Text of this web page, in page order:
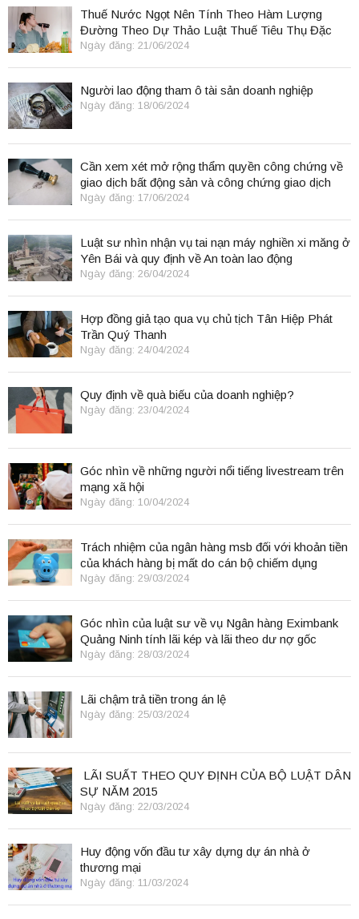
Thuế Nước Ngọt Nên Tính Theo Hàm Lượng
Đường Theo Dự Thảo Luật Thuế Tiêu Thụ Đặc
Biệt
Ngày đăng: 21/06/2024
Người lao động tham ô tài sản doanh nghiệp
Ngày đăng: 18/06/2024
Cần xem xét mở rộng thẩm quyền công chứng về
giao dịch bất động sản và công chứng giao dịch
điện tử.
Ngày đăng: 17/06/2024
Luật sư nhìn nhận vụ tai nạn máy nghiền xi măng ở
Yên Bái và quy định về An toàn lao động
Ngày đăng: 26/04/2024
Hợp đồng giả tạo qua vụ chủ tịch Tân Hiệp Phát
Trần Quý Thanh
Ngày đăng: 24/04/2024
Quy định về quà biếu của doanh nghiệp?
Ngày đăng: 23/04/2024
Góc nhìn về những người nổi tiếng livestream trên
mạng xã hội
Ngày đăng: 10/04/2024
Trách nhiệm của ngân hàng msb đối với khoản tiền
của khách hàng bị mất do cán bộ chiếm dụng
Ngày đăng: 29/03/2024
Góc nhìn của luật sư về vụ Ngân hàng Eximbank
Quảng Ninh tính lãi kép và lãi theo dư nợ gốc
Ngày đăng: 28/03/2024
Lãi chậm trả tiền trong án lệ
Ngày đăng: 25/03/2024
LÃI SUẤT THEO QUY ĐỊNH CỦA BỘ LUẬT DÂN
SỰ NĂM 2015
Ngày đăng: 22/03/2024
Huy động vốn đầu tư xây dựng dự án nhà ở
thương mại
Ngày đăng: 11/03/2024